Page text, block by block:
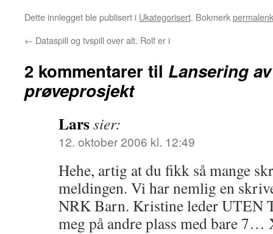
Dette innlegget ble publisert i Ukategorisert. Bokmerk
← Dataspill og tvspill over alt. Rolf er i
2 kommentarer til Lansering
prøveprosjekt
Larssier:
12. oktober 2006 kl. 12:49
Hehe, artig at du fikk så mange
meldingen. Vi har nemlig en
NRK Barn. Kristine leder UTEN
meg på andre plass med bare 7…